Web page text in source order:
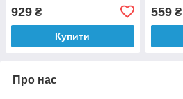
929 ₴
Купити
559₴
Про нас